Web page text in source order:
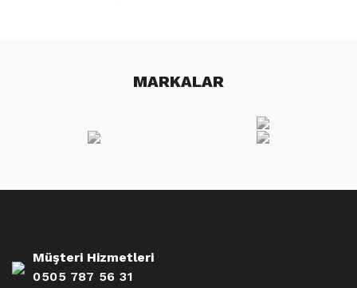
MARKALAR
Müşteri Hizmetleri
0505 787 56 31